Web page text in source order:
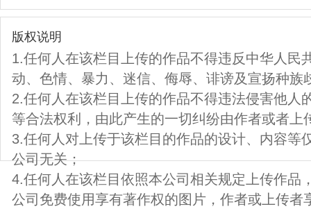
版权说明
1.任何人在该栏目上传的作品不得违反中华人民
动、色情、暴力、迷信、侮辱、诽谤及宣扬种族
2.任何人在该栏目上传的作品不得违法侵害他人
等合法权利，由此产生的一切纠纷由作者或者上
3.任何人对上传于该栏目的作品的设计、内容等
公司无关；
4.任何人在该栏目依照本公司相关规定上传作品
公司免费使用享有著作权的图片，作者或上传者